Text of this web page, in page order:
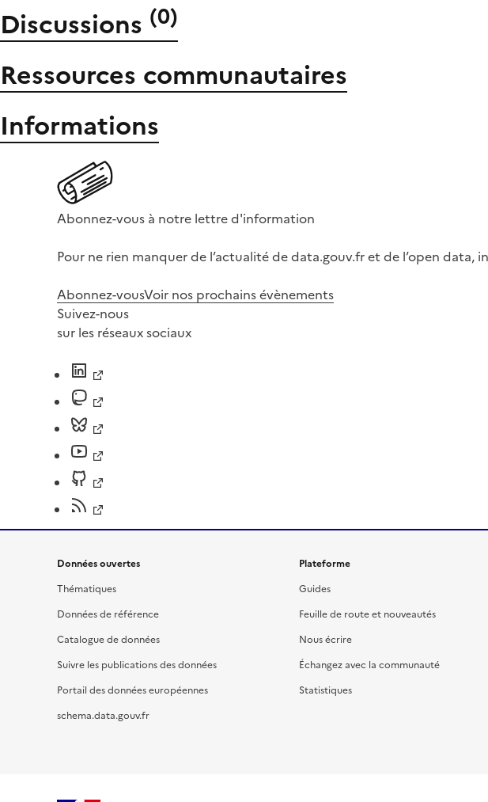
Discussions (0)
Ressources communautaires
Informations
Abonnez-vous à notre lettre d'information
Pour ne rien manquer de l’actualité de data.gouv.fr et de l’open
Abonnez-vousVoir nos prochains évènements
Suivez-nous
sur les réseaux sociaux
Données ouvertes
Thématiques
Données de référence
Catalogue de données
Suivre les publications des données
Portail des données européennes
schema.data.gouv.fr
Plateforme
Guides
Feuille de route et nouveautés
Nous écrire
Échangez avec la communauté
Statistiques